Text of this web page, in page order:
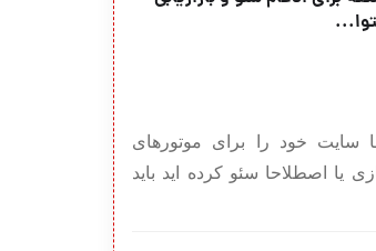
سایت خود را برای موتورهای
یا اصطلاحا سئو کرده اید باید